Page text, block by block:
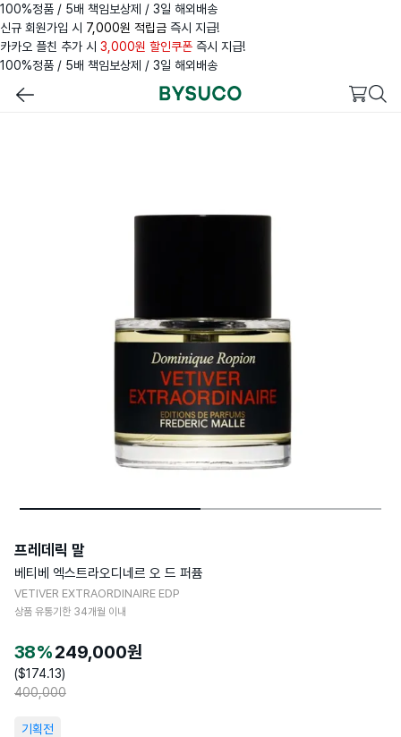
100%정품 / 5배 책임보상제 / 3일 해외배송
신규 회원가입 시 7,000원 적립금 즉시 지급!
카카오 플친 추가 시 3,000원 할인쿠폰 즉시 지급!
100%정품 / 5배 책임보상제 / 3일 해외배송
프레데릭 말
베티베 엑스트라오디네르 오 드 퍼퓸
VETIVER EXTRAORDINAIRE EDP
상품 유통기한 34개월 이내
38%249,000원
($174.13)
400,000
기획전